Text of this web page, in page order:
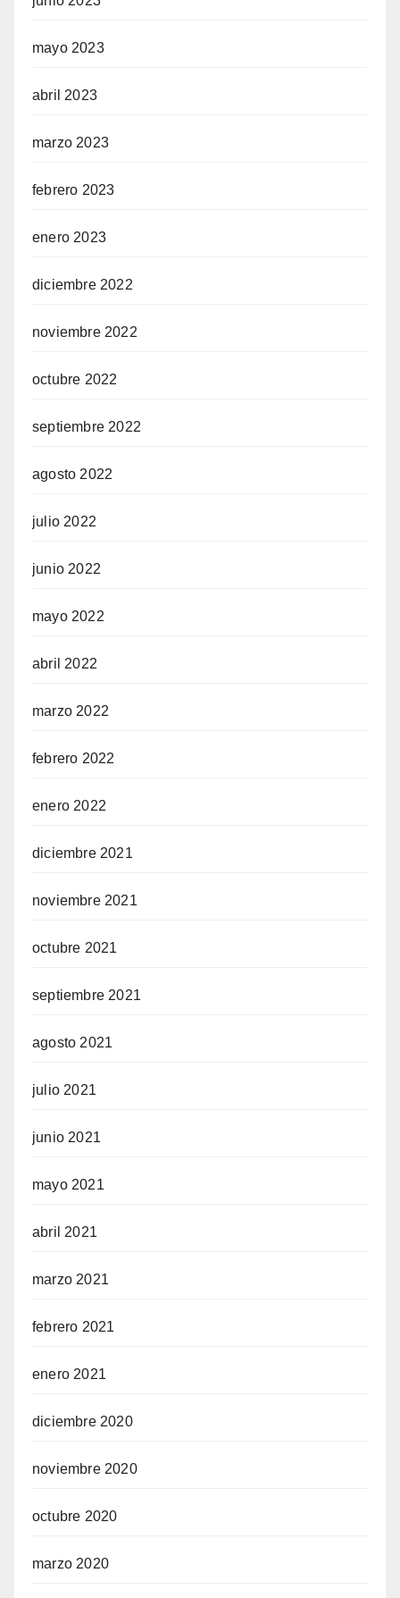
mayo 2023
abril 2023
marzo 2023
febrero 2023
enero 2023
diciembre 2022
noviembre 2022
octubre 2022
septiembre 2022
agosto 2022
julio 2022
junio 2022
mayo 2022
abril 2022
marzo 2022
febrero 2022
enero 2022
diciembre 2021
noviembre 2021
octubre 2021
septiembre 2021
agosto 2021
julio 2021
junio 2021
mayo 2021
abril 2021
marzo 2021
febrero 2021
enero 2021
diciembre 2020
noviembre 2020
octubre 2020
marzo 2020